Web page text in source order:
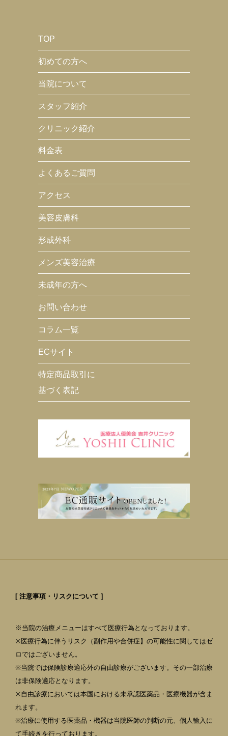
TOP
初めての方へ
当院について
スタッフ紹介
クリニック紹介
料金表
よくあるご質問
アクセス
美容皮膚科
形成外科
メンズ美容治療
未成年の方へ
お問い合わせ
コラム一覧
ECサイト
特定商品取引に
基づく表記
[ 注意事項・リスクについて ]
※当院の治療メニューはすべて医療行為となっております。
※医療行為に伴うリスク（副作用や合併症】の可能性に関してはゼ
ロではございません。
※当院では保険診療適応外の自由診療がございます。その一部治療
は非保険適応となります。
※自由診療においては本国における未承認医薬品・医療機器が含ま
れます。
※治療に使用する医薬品・機器は当院医師の判断の元、個人輸入に
て手続きを行っております。